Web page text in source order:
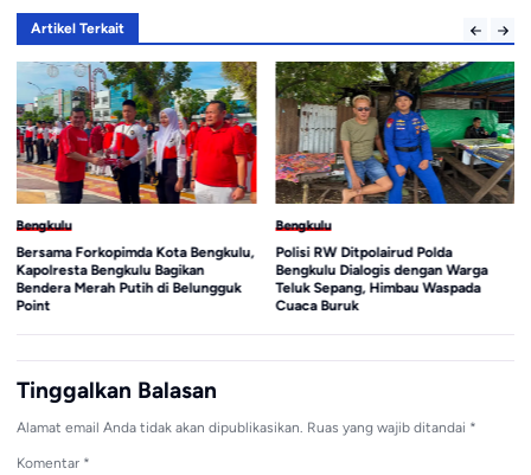
Artikel Terkait
Bengkulu
Bersama Forkopimda Kota Bengkulu,
Kapolresta Bengkulu Bagikan
Bendera Merah Putih di Belungguk
Point
Bengkulu
Polisi RW Ditpolairud Polda
Bengkulu Dialogis dengan Warga
Teluk Sepang, Himbau Waspada
Cuaca Buruk
Tinggalkan Balasan
Alamat email Anda tidak akan dipublikasikan. Ruas yang wajib ditandai *
Komentar *